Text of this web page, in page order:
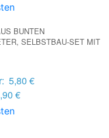
BUNTEN
SELBSTBAU-SET MIT
5,80 €
€